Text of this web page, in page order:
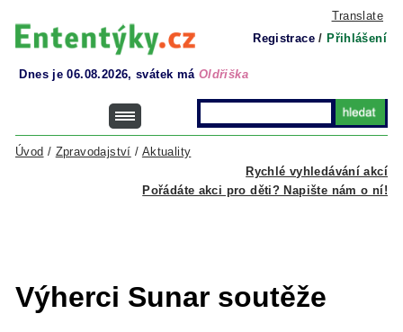
Translate
Registrace / Přihlášení
Dnes je 06.08.2026, svátek má Oldřiška
Rychlé vyhledávání akcí
Úvod / Zpravodajství / Aktuality
Pořádáte akci pro děti? Napište nám o ní!
Výherci Sunar soutěže